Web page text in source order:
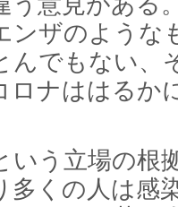
ンザのような
んでもない、
ロナははるか
いう立場の根
多くの人は感